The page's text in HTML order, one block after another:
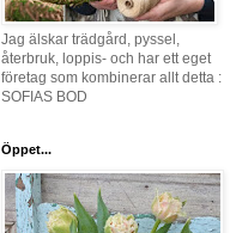
Jag älskar trädgård, pyssel,
återbruk, loppis- och har ett eget
företag som kombinerar allt detta :
SOFIAS BOD
Öppet...